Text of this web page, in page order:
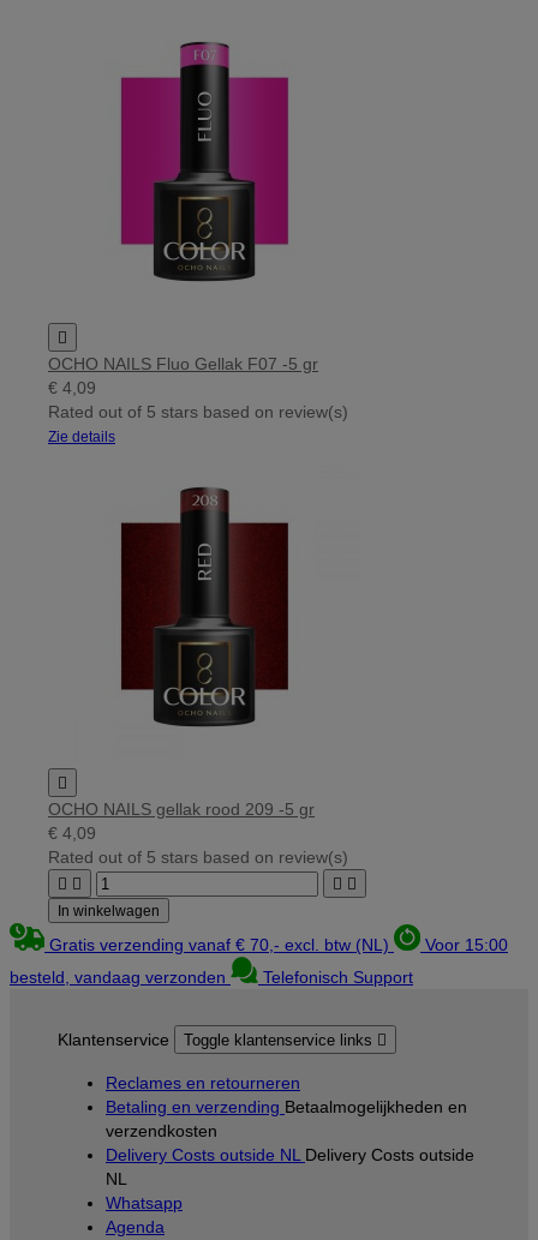

OCHO NAILS Fluo Gellak F07 -5 gr
€ 4,09
Rated out of 5 stars based on review(s)
Zie details

OCHO NAILS gellak rood 209 -5 gr
€ 4,09
Rated out of 5 stars based on review(s)
   
In winkelwagen
Gratis verzending vanaf € 70,- excl. btw (NL)
Voor 15:00
besteld, vandaag verzonden
Telefonisch Support
Klantenservice Toggle klantenservice links 
Reclames en retourneren
Betaling en verzending Betaalmogelijkheden en
verzendkosten
Delivery Costs outside NL Delivery Costs outside
NL
Whatsapp
Agenda